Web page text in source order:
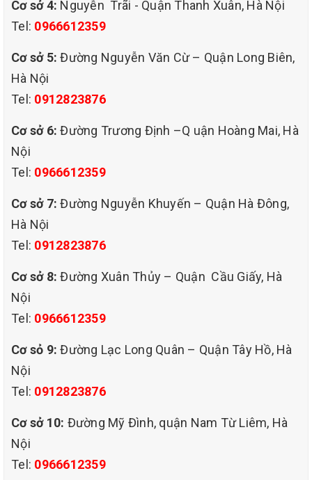
Rèm cửa là nội thất có trong mọi gia đình
Việt Nam, với mục đích sử dụng chính là
chiếu từ ngoài vào trong nhà. Kết hợp
thêm nét đẹp phong thủy mềm mại, hài hòa
của các loại rèm giúp không gian gia đình
thêm sang trọng và thoáng đãng. Không ai
biết người Việt dùng rèm cửa từ khi nào
nhưng chắc chắn một điều thời xa xưa khi
biết dệt vải là bắt đầu sử dụng.
Cơ sở 4: Nguyễn Trãi - Quận Thanh Xuân, Hà Nội
Tel: 0966612359
Cơ sở 5: Đường Nguyễn Văn Cừ – Quận Long Biên,
Hà Nội
Tel: 0912823876
Cơ sở 6: Đường Trương Định –Q uận Hoàng Mai, Hà
Nội
Tel: 0966612359
Cơ sở 7:Đường Nguyễn Khuyến – Quận Hà Đông,
Hà Nội
Tel: 0912823876
Cơ sở 8:Đường Xuân Thủy – Quận Cầu Giấy, Hà
Nội
Tel: 0966612359
Cơ sỏ 9: Đường Lạc Long Quân – Quận Tây Hồ, Hà
Nội
Tel: 0912823876
Cơ sở 10: Đường Mỹ Đình, quận Nam Từ Liêm, Hà
Nội
Tel: 0966612359